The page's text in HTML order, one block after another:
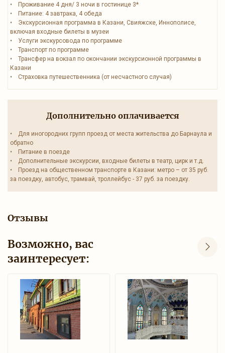
• Проживание 4 дня/ 3 ночи в гостинице 3*
• Питание: 4 завтрака, 4 обеда
• Экскурсионная программа в Казани, Свияжске, Иннополисе,
включая входные билеты в музеи
• Услуги экскурсовода по программе
• Транспорт по программе
• Трансфер на вокзал по окончании экскурсионной программы в
Казани
• Страховка путешественника (от несчастного случая)
Дополнительно оплачивается
• Для иногородних групп проезд от места жительства до Барнаула и
обратно
• Питание в поезде
• Дополнительные экскурсии, входные билеты в театр, цирк и т.д.
• Проезд на общественном транспорте в Казани: метро – от 35 руб.
за поездку, автобус, трамвай, троллейбус - 37 руб. за поездку.
Отзывы
Возможно, вас
заинтересует: